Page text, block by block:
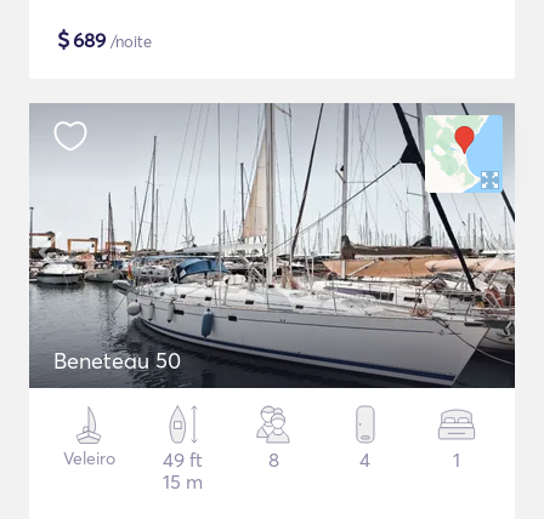
$689 /noite
Beneteau 50
Veleiro
49 ft
15 m
8 4 1